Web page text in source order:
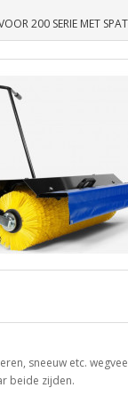
200 SERIE MET
sneeuw etc.
beide zijden.